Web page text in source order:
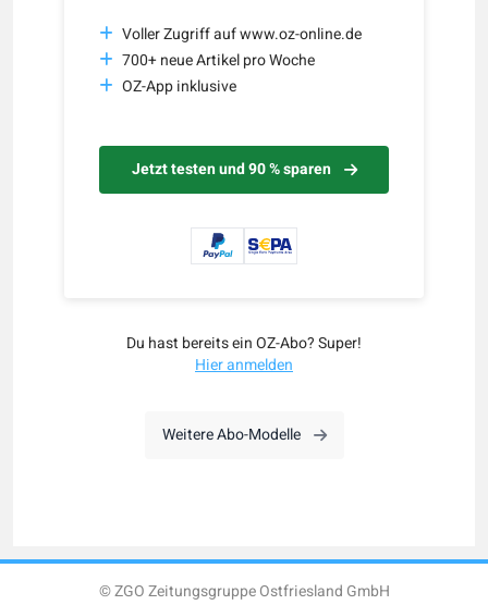
Voller Zugriff auf www.oz-online.de
700+ neue Artikel pro Woche
OZ-App inklusive
Jetzt testen und 90 % sparen
Du hast bereits ein OZ-Abo? Super!
Hier anmelden
Weitere Abo-Modelle
© ZGO Zeitungsgruppe Ostfriesland GmbH